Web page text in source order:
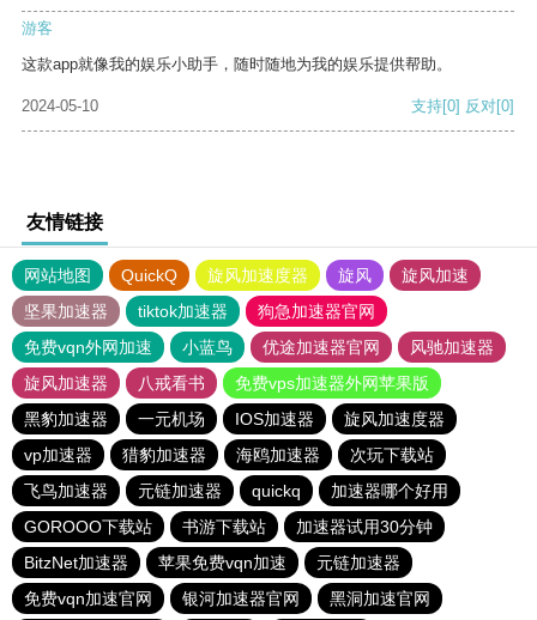
游客
这款app就像我的娱乐小助手，随时随地为我的娱乐提供帮助。
2024-05-10 支持[0] 反对[0]
友情链接
网站地图 QuickQ 旋风加速度器 旋风
旋风加速
坚果加速器
tiktok加速器
狗急加速器官网
免费vqn外网加速
小蓝鸟 优途加速器官网
风驰加速器
旋风加速器
八戒看书
免费vps加速器外网苹果版
黑豹加速器
一元机场 IOS加速器
旋风加速度器
vp加速器
猎豹加速器 海鸥加速器
次玩下载站
飞鸟加速器
元链加速器 quickq
加速器哪个好用
GOROOO下载站
书游下载站
加速器试用30分钟
BitzNet加速器
苹果免费vqn加速
元链加速器
免费vqn加速官网
银河加速器官网 黑洞加速官网